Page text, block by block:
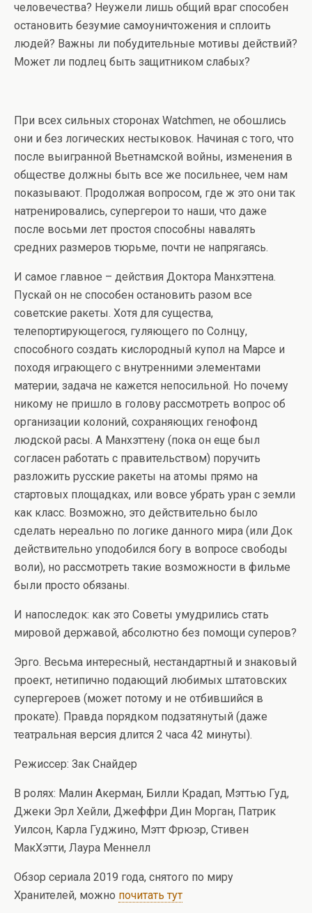
человечества? Неужели лишь общий враг способен
остановить безумие самоуничтожения и сплоить
людей? Важны ли побудительные мотивы действий?
Может ли подлец быть защитником слабых?
При всех сильных сторонах Watchmen, не обошлись
они и без логических нестыковок. Начиная с того, что
после выигранной Вьетнамской войны, изменения в
обществе должны быть все же посильнее, чем нам
показывают. Продолжая вопросом, где ж это они так
натренировались, супергерои то наши, что даже
после восьми лет простоя способны навалять
средних размеров тюрьме, почти не напрягаясь.
И самое главное – действия Доктора Манхэттена.
Пускай он не способен остановить разом все
советские ракеты. Хотя для существа,
телепортирующегося, гуляющего по Солнцу,
способного создать кислородный купол на Марсе и
походя играющего с внутренними элементами
материи, задача не кажется непосильной. Но почему
никому не пришло в голову рассмотреть вопрос об
организации колоний, сохраняющих генофонд
людской расы. А Манхэттену (пока он еще был
согласен работать с правительством) поручить
разложить русские ракеты на атомы прямо на
стартовых площадках, или вовсе убрать уран с земли
как класс. Возможно, это действительно было
сделать нереально по логике данного мира (или Док
действительно уподобился богу в вопросе свободы
воли), но рассмотреть такие возможности в фильме
были просто обязаны.
И напоследок: как это Советы умудрились стать
мировой державой, абсолютно без помощи суперов?
Эрго. Весьма интересный, нестандартный и знаковый
проект, нетипично подающий любимых штатовских
супергероев (может потому и не отбившийся в
прокате). Правда порядком подзатянутый (даже
театральная версия длится 2 часа 42 минуты).
Режиссер: Зак Снайдер
В ролях: Малин Акерман, Билли Крадап, Мэттью Гуд,
Джеки Эрл Хейли, Джеффри Дин Морган, Патрик
Уилсон, Карла Гуджино, Мэтт Фрюэр, Стивен
МакХэтти, Лаура Меннелл
Обзор сериала 2019 года, снятого по миру
Хранителей, можно почитать тут